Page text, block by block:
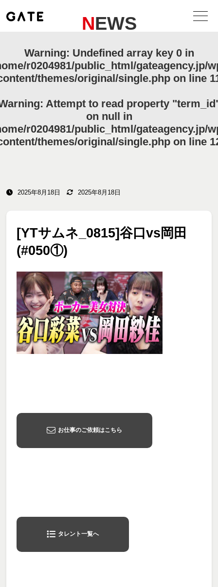
NEWS
Warning: Undefined array key 0 in
r0204981/public_html/gateagency.jp/
themes/original/single.php on line
: Attempt to read property
on null in
r0204981/public_html/gateagency.jp/
themes/original/single.phpon line
2025年8月18日 2025年8月18日
[YTサムネ_0815]谷口vs岡田
(#050①)
お仕事のご依頼はこちら
タレント一覧へ